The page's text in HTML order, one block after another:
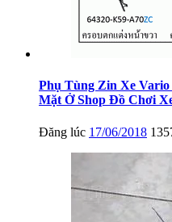
Phụ Tùng Zin Xe
Mặt Ở Shop Đồ Chơi
Đăng lúc 17/06/2018